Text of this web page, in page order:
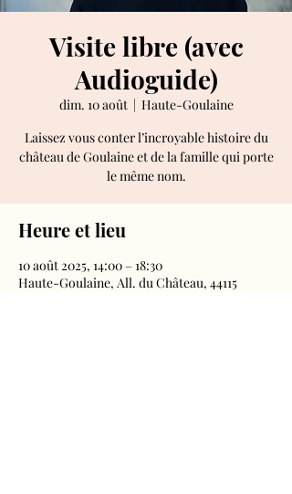
Visite libre (avec
Audioguide)
dim. 10 août
  |
Haute-Goulaine
Laissez vous conter l’incroyable histoire du
château de Goulaine et de la famille qui porte
le même nom.
Heure et lieu
10 août 2025, 14:00 – 18:30
Haute-Goulaine, All. du Château, 44115